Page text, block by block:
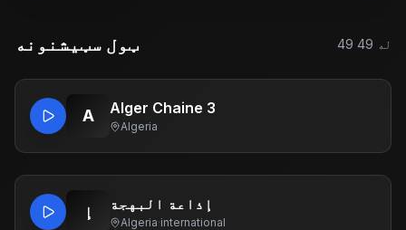
ټول سټیشنونه 49 له 49
A Alger Chaine 3
Algeria
إ إذاعة البهجة
Algeria·international